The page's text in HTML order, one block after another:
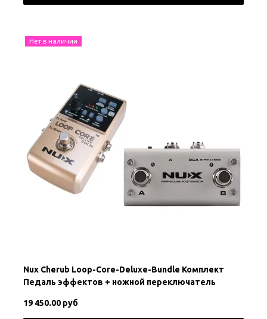
Нет в наличии
Nux Cherub Loop-Core-Deluxe-Bundle Комплект
Педаль эффектов + ножной переключатель
19 450.00 руб